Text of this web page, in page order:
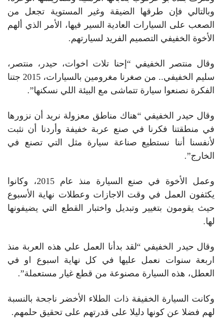
وبالتالي فإن طرقها الضيقة وغير المستوية تجعل من
الصعب على السيارات العادية السير فيها، الأمر الذي ألهم
الأخوة الخفيفي التصميم الفريد لسيارتهم.
وقال منتصر الخفيفي “إحنا تلات اخوات، حيدر، منتصر،
سليم الخفيفي.. من صغرنا مغرومين بالسيارات، 2015 جتنا
الفكرة نصنعوا سيارة تتماشى مع البيئة اللي نسكنها”.
وقال حيدر الخفيفي “هناك مناطق معزولة نريد أن نزورها
في منطقتنا فكرنا في صنع عربة خفيفة وأردنا أن نثبت
لأنفسنا أننا نستطيع صناعة سيارة مثل التي تصنع في
الخارج”.
وعمل الأخوة في صنع السيارة منذ عام 2015، وكانوا
يكثفون العمل في وقت الاجازات وعطلات نهاية الأسبوع
حيث يقومون بتغيير وتبديل واختبار القطع التي يضيفونها
لها.
وقال حيدر الخفيفي “لقد بدأنا العمل علي هذه العربة منذ
اربعة سنوات نعمل عليها في كل نهاية اسبوع او في
العطل، هذه السيارة مصنوعة من قطع غيار مستعملة”.
وكانت السيارة الخفيفة ذات الطلاء الأخضر ناجحة بالنسبة
لهم فضلا عن كونها دليلا على قدرتهم على تحقيق حلمهم.